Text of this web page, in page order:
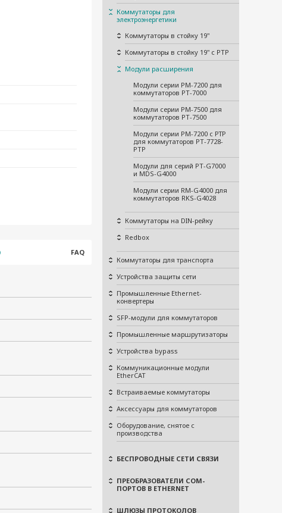
Коммутаторы для
электроэнергетики
Коммутаторы в стойку 19"
Коммутаторы в стойку 19" с PTP
Модули расширения
Модули серии PM-7200 для
коммутаторов PT-7000
Модули серии PM-7500 для
коммутаторов PT-7500
Модули серии PM-7200 с РТР
для коммутаторов PT-7728-
PTP
Модули для серий PT-G7000
и MDS-G4000
Модули серии RM-G4000 для
коммутаторов RKS-G4028
Коммутаторы на DIN-рейку
Redbox
Коммутаторы для транспорта
Устройства защиты сети
Промышленные Ethernet-
конвертеры
SFP-модули для коммутаторов
Промышленные маршрутизаторы
Устройства bypass
Коммуникационные модули
EtherCAT
Встраиваемые коммутаторы
Аксессуары для коммутаторов
Оборудование, снятое с
производства
БЕСПРОВОДНЫЕ СЕТИ СВЯЗИ
ПРЕОБРАЗОВАТЕЛИ COM-
ПОРТОВ В ETHERNET
ШЛЮЗЫ ПРОТОКОЛОВ
FAQ